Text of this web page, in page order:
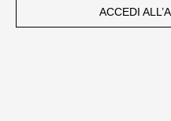
ACCEDI